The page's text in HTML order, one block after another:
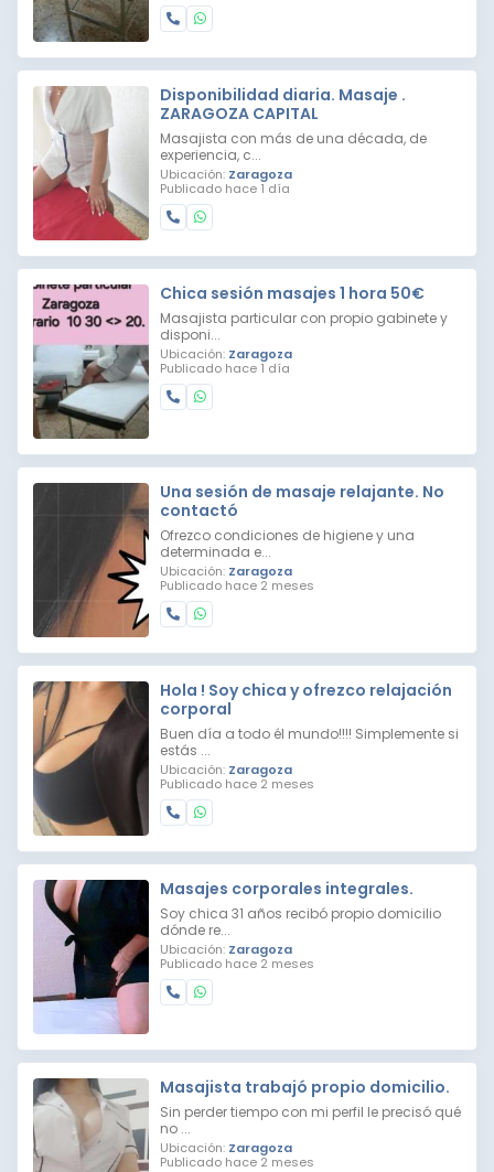
Disponibilidad diaria. Masaje .
ZARAGOZA CAPITAL
Masajista con más de una década, de
experiencia, c...
Ubicación: Zaragoza
Publicado hace 1 día
Chica sesión masajes 1 hora 50€
Masajista particular con propio gabinete y
disponi...
Ubicación: Zaragoza
Publicado hace 1 día
Una sesión de masaje relajante. No
contactó
Ofrezco condiciones de higiene y una
determinada e...
Ubicación: Zaragoza
Publicado hace 2 meses
Hola ! Soy chica y ofrezco relajación
corporal
Buen día a todo él mundo!!!! Simplemente si
estás ...
Ubicación: Zaragoza
Publicado hace 2 meses
Masajes corporales integrales.
Soy chica 31 años recibó propio domicilio
dónde re...
Ubicación: Zaragoza
Publicado hace 2 meses
Masajista trabajó propio domicilio.
Sin perder tiempo con mi perfil le precisó qué
no ...
Ubicación: Zaragoza
Publicado hace 2 meses